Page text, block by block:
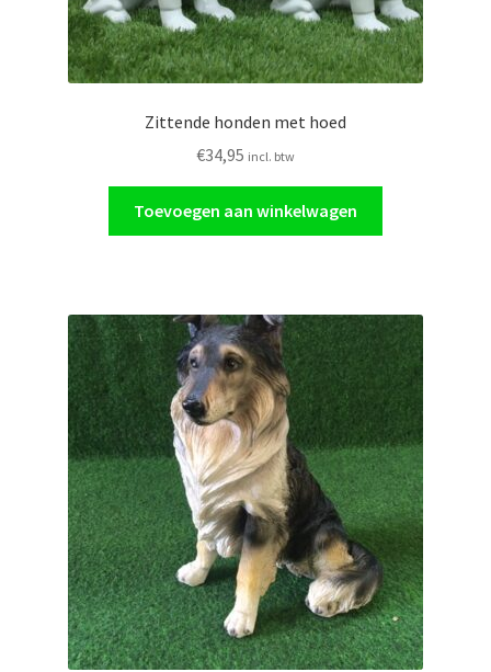
Zittende honden met hoed
€34,95 incl. btw
Toevoegen aan winkelwagen